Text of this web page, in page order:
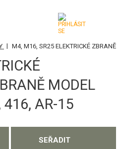
| M4, M16, SR25 ELEKTRICKÉ ZBRANĚ
MODEL
416, AR-15
SEŘADIT